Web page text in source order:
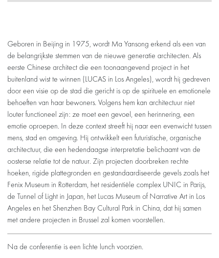
Geboren in Beijing in 1975, wordt Ma Yansong erkend als een van
de belangrijkste stemmen van de nieuwe generatie architecten. Als
eerste Chinese architect die een toonaangevend project in het
buitenland wist te winnen (LUCAS in Los Angeles), wordt hij gedreven
door een visie op de stad die gericht is op de spirituele en emotionele
behoeften van haar bewoners. Volgens hem kan architectuur niet
louter functioneel zijn: ze moet een gevoel, een herinnering, een
emotie oproepen. In deze context streeft hij naar een evenwicht tussen
mens, stad en omgeving. Hij ontwikkelt een futuristische, organische
architectuur, die een hedendaagse interpretatie belichaamt van de
oosterse relatie tot de natuur. Zijn projecten doorbreken rechte
hoeken, rigide plattegronden en gestandaardiseerde gevels zoals het
Fenix Museum in Rotterdam, het residentiële complex UNIC in Parijs,
de Tunnel of Light in Japan, het Lucas Museum of Narrative Art in Los
Angeles en het Shenzhen Bay Cultural Park in China, dat hij samen
met andere projecten in Brussel zal komen voorstellen.
Na de conferentie is een lichte lunch voorzien.